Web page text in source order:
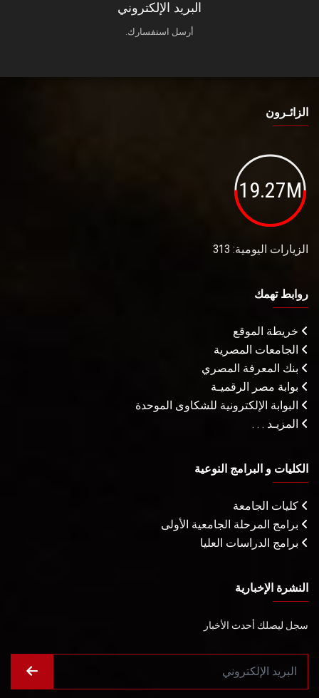
البريد الإلكتروني
أرسل استفسارك.
الزائـرون
19.27M
الزيارات اليومية: 313
روابط تهمك
خريطة الموقع
الجامعات المصرية
بنك المعرفة المصري
بوابة مصر الرقميـة
البوابة الإلكترونية للشكاوى الموحدة
المزيـد . . .
الكليات و البرامج النوعية
كليات الجامعة
برامج المرحلة الجامعية الأولى
برامج الدراسات العليا
النشرة الإخبارية
سجل ليصلك أحدث الأخبار